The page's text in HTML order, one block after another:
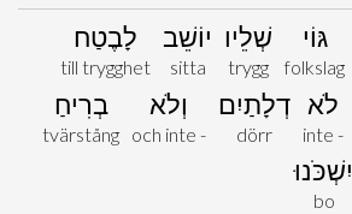
גּוֹי
folkslag
שְׁלֵיו
trygg
יוֹשֵׁב
sitta
לָבֶטַח
till trygghet
לֹא
inte -
דְלָתַיִם
dörr
וְלֹא
och inte -
בְרִיחַ
tvärstång
יִשְׁכֹּנוּ
bo